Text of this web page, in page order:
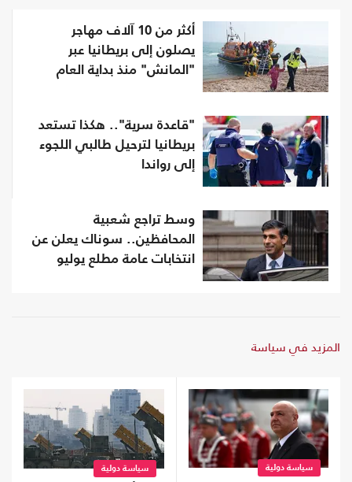
أكثر من 10 آلاف مهاجر
يصلون إلى بريطانيا عبر
"المانش" منذ بداية العام
"قاعدة سرية".. هكذا تستعد
بريطانيا لترحيل طالبي اللجوء
إلى رواندا
وسط تراجع شعبية
المحافظين.. سوناك يعلن عن
انتخابات عامة مطلع يوليو
المزيد في سياسة
سياسة دولية سياسة دولية